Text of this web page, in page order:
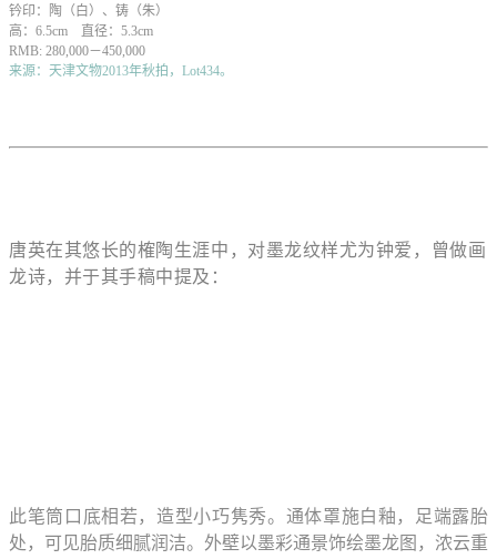
钤印：陶（白）、铸（朱）
高：6.5cm 直径：5.3cm
RMB: 280,000－450,000
来源：天津文物2013年秋拍，Lot434。
唐英在其悠长的榷陶生涯中，对墨龙纹样尤为钟爱，曾做画
龙诗，并于其手稿中提及：
此笔筒口底相若，造型小巧隽秀。通体罩施白釉，足端露胎
处，可见胎质细腻润洁。外壁以墨彩通景饰绘墨龙图，浓云重